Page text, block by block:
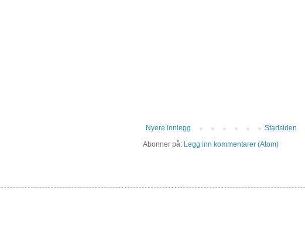
Nyere innlegg
Startsiden
Abonner på: Legg inn kommentarer (Atom)